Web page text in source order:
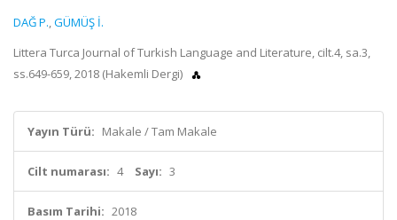
DAĞ P.,GÜMÜŞ İ.
Littera Turca Journal of Turkish Language and Literature, cilt.4, sa.3,
ss.649-659, 2018 (Hakemli Dergi)
Yayın Türü: Makale / Tam Makale
Cilt numarası: 4 Sayı: 3
Basım Tarihi: 2018